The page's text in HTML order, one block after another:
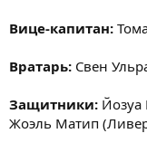
Вице-капитан:
Вратарь: Свен
Защитники:
Жоэль Матип